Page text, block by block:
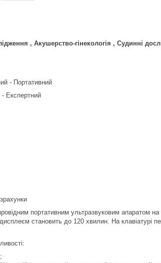
, Акушерство-гінекологія , Судинні
- Портативний
- Експертний
портативним ультразвуковим апаратом
становить до 120 хвилин. На клавіатурі